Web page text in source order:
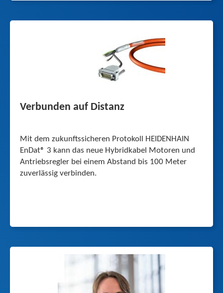
Verbunden auf Distanz
Mit dem zukunftssicheren Protokoll HEIDENHAIN
EnDat® 3 kann das neue Hybridkabel Motoren und
Antriebsregler bei einem Abstand bis 100 Meter
zuverlässig verbinden.